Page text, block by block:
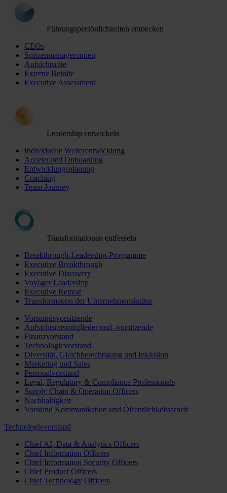
Führungspersönlichkeiten entdecken
CEOs
Spitzenmanager:innen
Aufsichtsräte
Externe Beiräte
Executive Assessment
Leadership entwickeln
Individuelle Weiterentwicklung
Accelerated Onboarding
Entwicklungsplanung
Coaching
Team Journey
Transformationen entfesseln
Breakthrough-Leadership-Programme
Executive Breakthrough
Executive Discovery
Voyager Leadership
Executive Retreat
Transformation der Unternehmenskultur
Vorstandsvorsitzende
Aufsichtsratsmitglieder und -vorsitzende
Finanzvorstand
Technologievorstand
Diversität, Gleichberechtigung und Inklusion
Marketing und Sales
Personalvorstand
Legal, Regulatory & Compliance Professionals
Supply Chain & Operation Officers
Nachhaltigkeit
Vorstand Kommunikation und Öffentlichkeitsarbeit
Technologievorstand
Chief AI, Data & Analytics Officers
Chief Information Officers
Chief Information Security Officers
Chief Product Officers
Chief Technology Officers